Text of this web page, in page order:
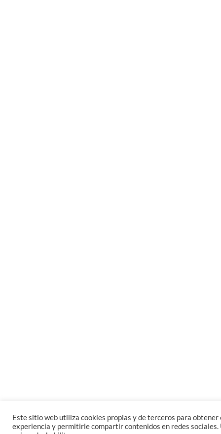
Este sitio web utiliza cookies propias y de terceros para
experiencia y permitirle compartir contenidos en redes